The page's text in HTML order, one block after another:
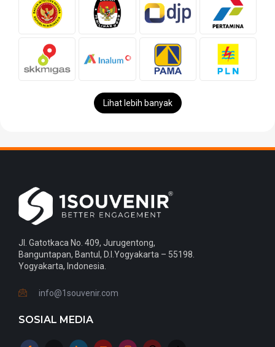
Lihat lebih banyak
Jl. Gatotkaca No. 409, Jurugentong,
Banguntapan, Bantul, D.I.Yogyakarta – 55198.
Yogyakarta, Indonesia.
info@1souvenir.com
SOSIAL MEDIA